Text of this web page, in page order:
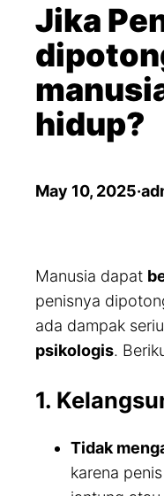
r
c
h
Jika
hidup?
May 10, 2025·
Manusia dapat
penisnya
ada dampak
psikologis.
1.
Tidak
karena